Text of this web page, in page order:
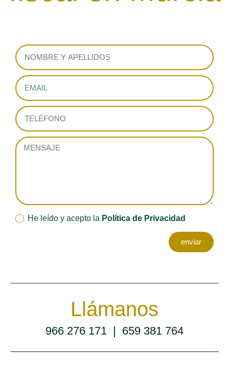
He leído y acepto la Política de Privacidad
enviar
Llámanos
966 276 171 | 659 381 764